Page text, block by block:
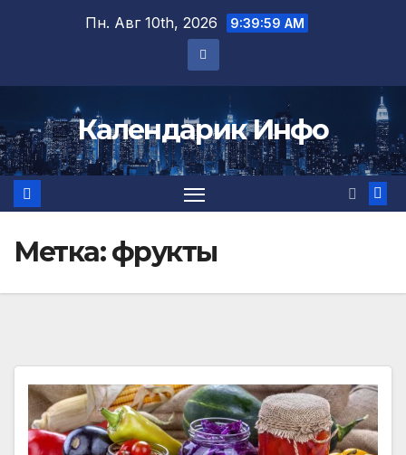
Пн. Авг 10th, 2026 9:39:59 AM
Календарик Инфо
Метка:фрукты